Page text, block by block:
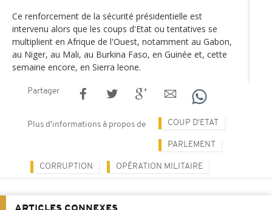
Ce renforcement de la sécurité présidentielle est
intervenu alors que les coups d'Etat ou tentatives se
multiplient en Afrique de l'Ouest, notamment au Gabon,
au Niger, au Mali, au Burkina Faso, en Guinée et, cette
semaine encore, en Sierra leone.
Partager
Plus d'informations à propos de COUP D'ETAT
PARLEMENT
CORRUPTION OPÉRATION MILITAIRE